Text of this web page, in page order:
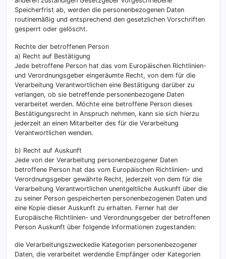
Speicherfrist ab, werden die personenbezogenen Daten
routinemäßig und entsprechend den gesetzlichen Vorschriften
gesperrt oder gelöscht.
Rechte der betroffenen Person
a) Recht auf Bestätigung
Jede betroffene Person hat das vom Europäischen Richtlinien-
und Verordnungsgeber eingeräumte Recht, von dem für die
Verarbeitung Verantwortlichen eine Bestätigung darüber zu
verlangen, ob sie betreffende personenbezogene Daten
verarbeitet werden. Möchte eine betroffene Person dieses
Bestätigungsrecht in Anspruch nehmen, kann sie sich hierzu
jederzeit an einen Mitarbeiter des für die Verarbeitung
Verantwortlichen wenden.
b) Recht auf Auskunft
Jede von der Verarbeitung personenbezogener Daten
betroffene Person hat das vom Europäischen Richtlinien- und
Verordnungsgeber gewährte Recht, jederzeit von dem für die
Verarbeitung Verantwortlichen unentgeltliche Auskunft über die
zu seiner Person gespeicherten personenbezogenen Daten und
eine Kopie dieser Auskunft zu erhalten. Ferner hat der
Europäische Richtlinien- und Verordnungsgeber der betroffenen
Person Auskunft über folgende Informationen zugestanden:
die Verarbeitungszweckedie Kategorien personenbezogener
Daten, die verarbeitet werdendie Empfänger oder Kategorien